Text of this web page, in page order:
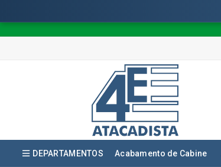
DEPARTAMENTOS Acabamento de Cabine